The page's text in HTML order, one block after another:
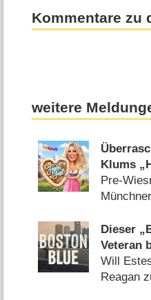
Kommentare zu
weitere
Klums
Pre-
Dieser
Veteran
„Boston
Will
Reagan